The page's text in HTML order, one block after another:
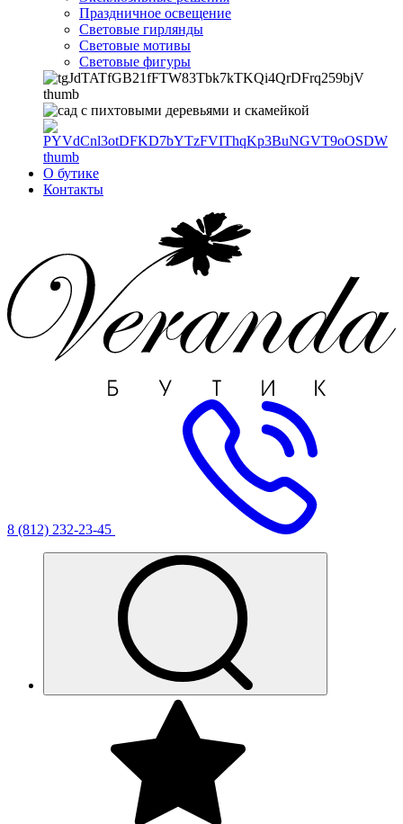
Праздничное освещение
Световые гирлянды
Световые мотивы
Световые фигуры
О бутике
Контакты
8 (812) 232-23-45